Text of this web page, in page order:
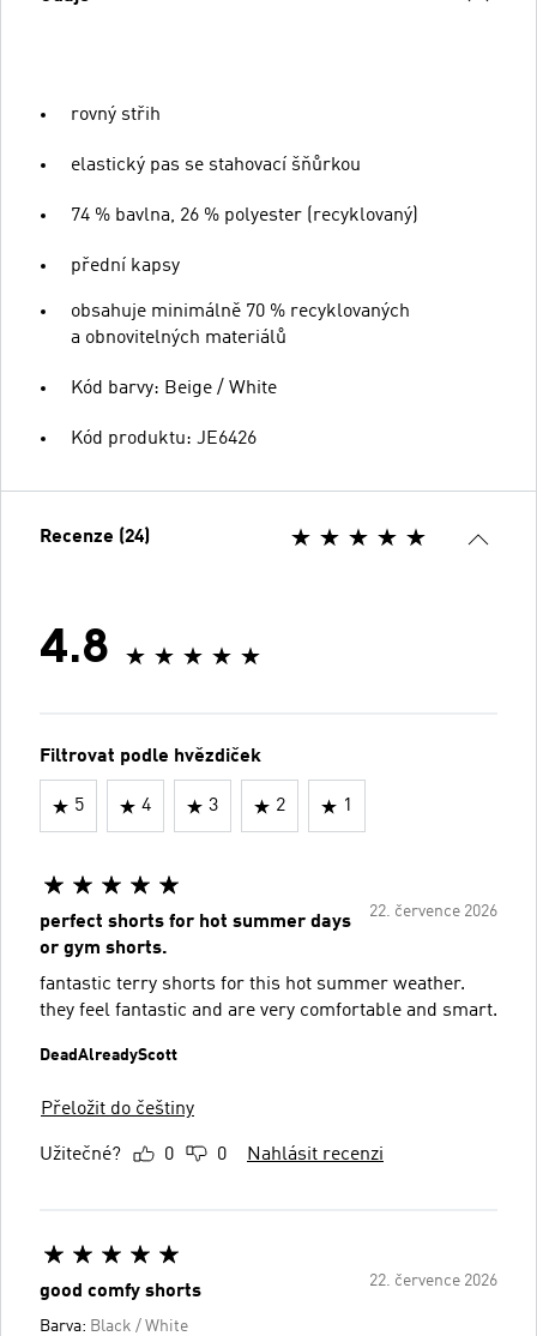
rovný střih
elastický pas se stahovací šňůrkou
74 % bavlna, 26 % polyester (recyklovaný)
přední kapsy
obsahuje minimálně 70 % recyklovaných
a obnovitelných materiálů
Kód barvy: Beige / White
Kód produktu: JE6426
Recenze (24)
4.8
Filtrovat podle hvězdiček
5 4 3 2 1
22. července 2026
perfect shorts for hot summer days
or gym shorts.
fantastic terry shorts for this hot summer weather.
they feel fantastic and are very comfortable and smart.
DeadAlreadyScott
Přeložit do češtiny
Užitečné? 0 0 Nahlásit recenzi
22. července 2026
good comfy shorts
Barva: Black / White